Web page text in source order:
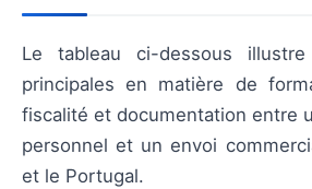
Le tableau ci-dessous
principales en matière de
fiscalité et documentation entre
personnel et un envoi
et le Portugal.